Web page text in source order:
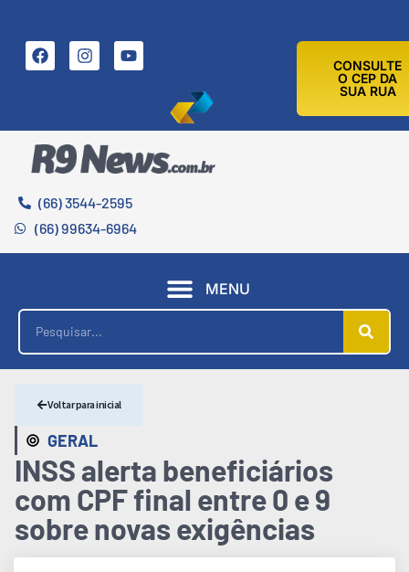
CONSULTE
O CEP DA
SUA RUA
(66) 3544-2595
(66) 99634-6964
MENU
GERAL
Voltar para inicial
INSS alerta beneficiários
com CPF final entre 0 e 9
sobre novas exigências